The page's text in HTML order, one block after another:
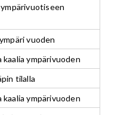
vuoden
ympärivuoden
tilalla
ympärivuoden